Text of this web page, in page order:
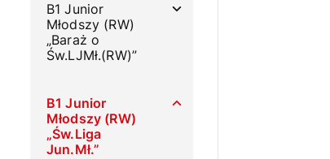
B1 Junior
Młodszy (RW)
„Baraż o
Św.LJMł.(RW)”
B1 Junior
Młodszy (RW)
„Św.Liga
Jun.Mł.”